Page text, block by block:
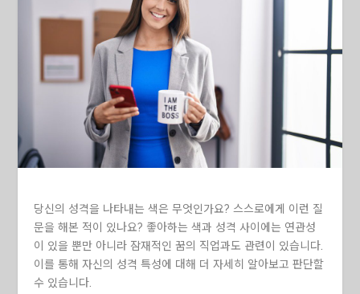
당신의 성격을 나타내는 색은 무엇인가요? 스스로에게 이런 질
문을 해본 적이 있나요? 좋아하는 색과 성격 사이에는 연관성
이 있을 뿐만 아니라 잠재적인 꿈의 직업과도 관련이 있습니다.
이를 통해 자신의 성격 특성에 대해 더 자세히 알아보고 판단할
수 있습니다.